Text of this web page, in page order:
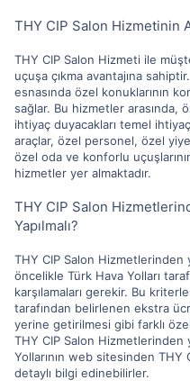
THY CIP Salon Hizmetinin
THY CIP Salon Hizmeti ile
uçuşa çıkma avantajına
esnasında özel konuklarının
sağlar. Bu hizmetler arasında,
ihtiyaç duyacakları temel
araçlar, özel personel, özel
özel oda ve konforlu
hizmetler yer almaktadır.
THY CIP Salon
Yapılmalı?
THY CIP Salon
öncelikle Türk Hava Yolları
karşılamaları gerekir. Bu
tarafından belirlenen ekstra
yerine getirilmesi gibi farklı
THY CIP Salon Hizmetlerinden
Yollarının web sitesinden THY
detaylı bilgi edinebilirler.